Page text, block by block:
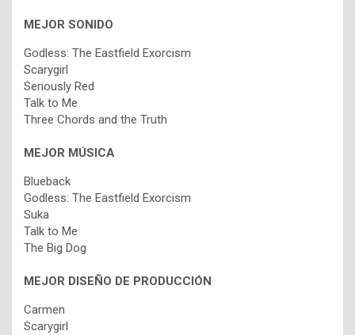
MEJOR SONIDO
Godless: The Eastfield Exorcism
Scarygirl
Seriously Red
Talk to Me
Three Chords and the Truth
MEJOR MÚSICA
Blueback
Godless: The Eastfield Exorcism
Suka
Talk to Me
The Big Dog
MEJOR DISEÑO DE PRODUCCIÓN
Carmen
Scarygirl